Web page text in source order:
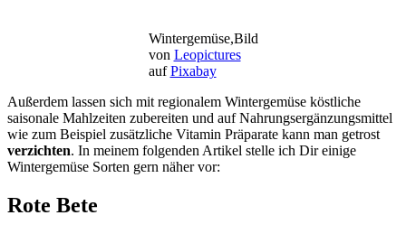
Wintergemüse,Bild
von Leopictures
aufPixabay
Außerdem lassen sich mit regionalem Wintergemüse köstliche
saisonale Mahlzeiten zubereiten und auf Nahrungsergänzungsmittel
wie zum Beispiel zusätzliche Vitamin Präparate kann man getrost
verzichten. In meinem folgenden Artikel stelle ich Dir einige
Wintergemüse Sorten gern näher vor:
Rote Bete